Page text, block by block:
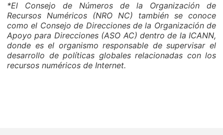
*El Consejo de Números de la Organización de
Recursos Numéricos (NRO NC) también se conoce
como el Consejo de Direcciones de la Organización de
Apoyo para Direcciones (ASO AC) dentro de la ICANN,
donde es el organismo responsable de supervisar el
desarrollo de políticas globales relacionadas con los
recursos numéricos de Internet.